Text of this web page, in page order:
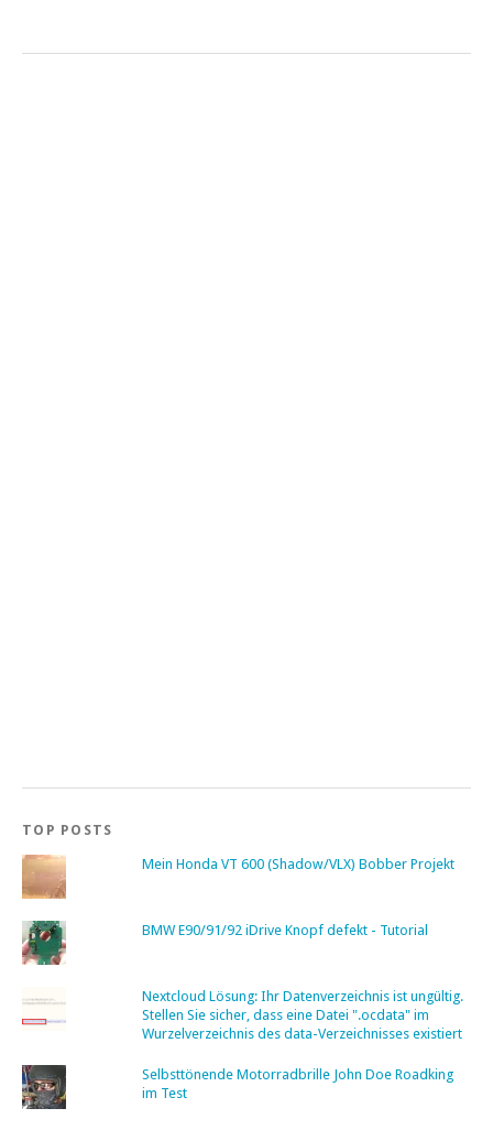
TOP POSTS
Mein Honda VT 600 (Shadow/VLX) Bobber Projekt
BMW E90/91/92 iDrive Knopf defekt - Tutorial
Nextcloud Lösung: Ihr Datenverzeichnis ist ungültig.
Stellen Sie sicher, dass eine Datei ".ocdata" im
Wurzelverzeichnis des data-Verzeichnisses existiert
Selbsttönende Motorradbrille John Doe Roadking
im Test